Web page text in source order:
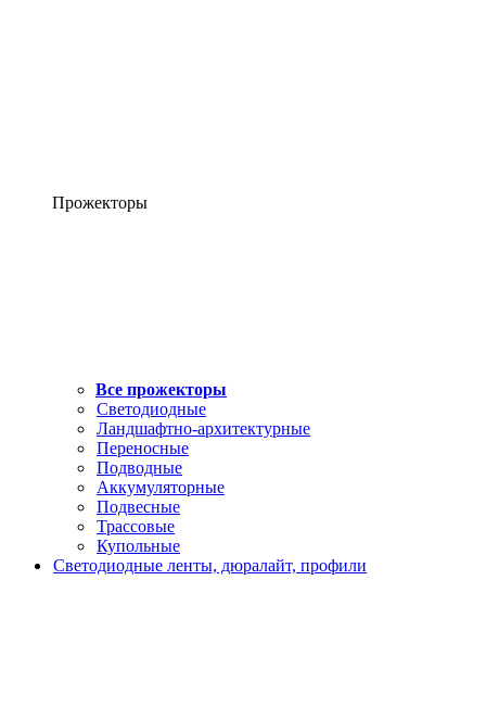
Прожекторы
Все прожекторы
Светодиодные
Ландшафтно-архитектурные
Переносные
Подводные
Аккумуляторные
Подвесные
Трассовые
Купольные
Светодиодные ленты, дюралайт, профили